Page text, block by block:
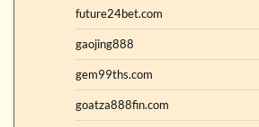
future24bet.com
gaojing888
gem99ths.com
goatza888fin.com